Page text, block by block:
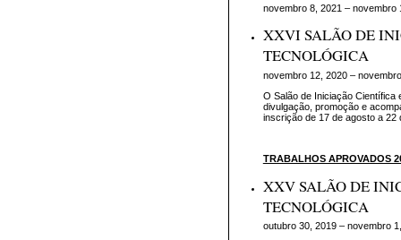
novembro 8, 2021 – novembro
XXVI SALÃO DE
TECNOLÓGICA
novembro 12, 2020 –
O Salão de Iniciação Científica
divulgação, promoção e
inscrição de 17 de agosto a 22
TRABALHOS APROVADOS
XXV SALÃO DE
TECNOLÓGICA
outubro 30, 2019 – novembro